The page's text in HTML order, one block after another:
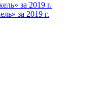
за 2019 г.
за 2019 г.